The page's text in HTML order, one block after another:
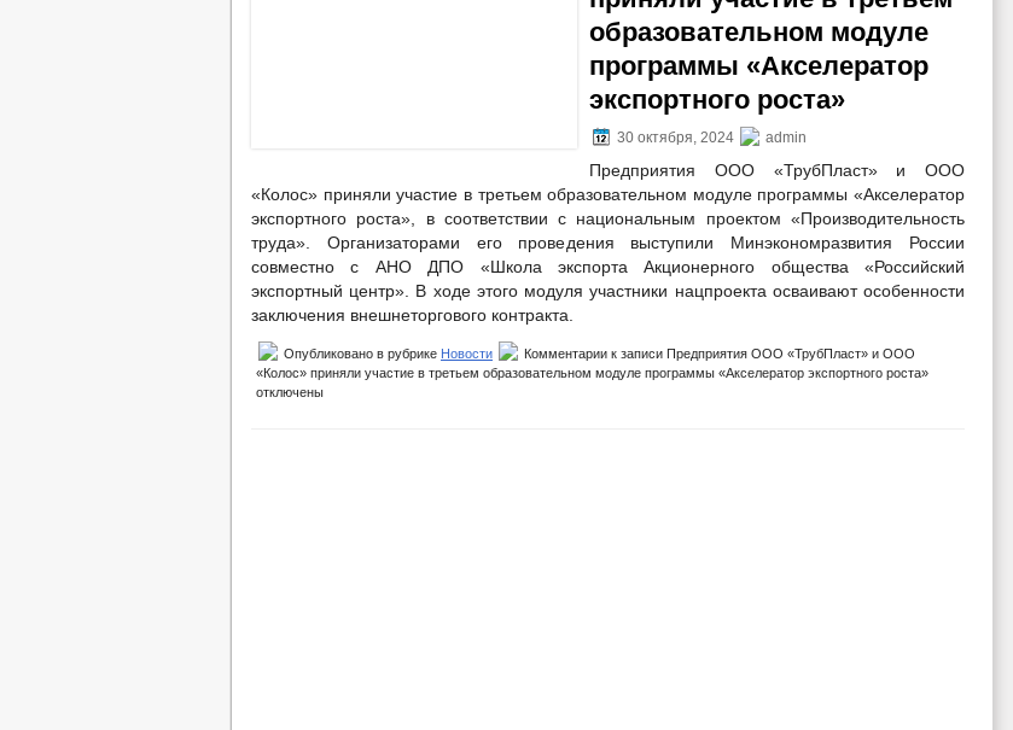
образовательном модуле
программы «Акселератор
экспортного роста»
30 октября, 2024 admin
Предприятия ООО «ТрубПласт» и ООО
«Колос» приняли участие в третьем образовательном модуле программы «Акселератор
экспортного роста», в соответствии с национальным проектом «Производительность
труда». Организаторами его проведения выступили Минэкономразвития России
совместно с АНО ДПО «Школа экспорта Акционерного общества «Российский
экспортный центр». В ходе этого модуля участники нацпроекта осваивают особенности
заключения внешнеторгового контракта.
Опубликовано в рубрике Новости Комментарии к записи Предприятия ООО «ТрубПласт» и ООО
«Колос» приняли участие в третьем образовательном модуле программы «Акселератор экспортного роста»
отключены